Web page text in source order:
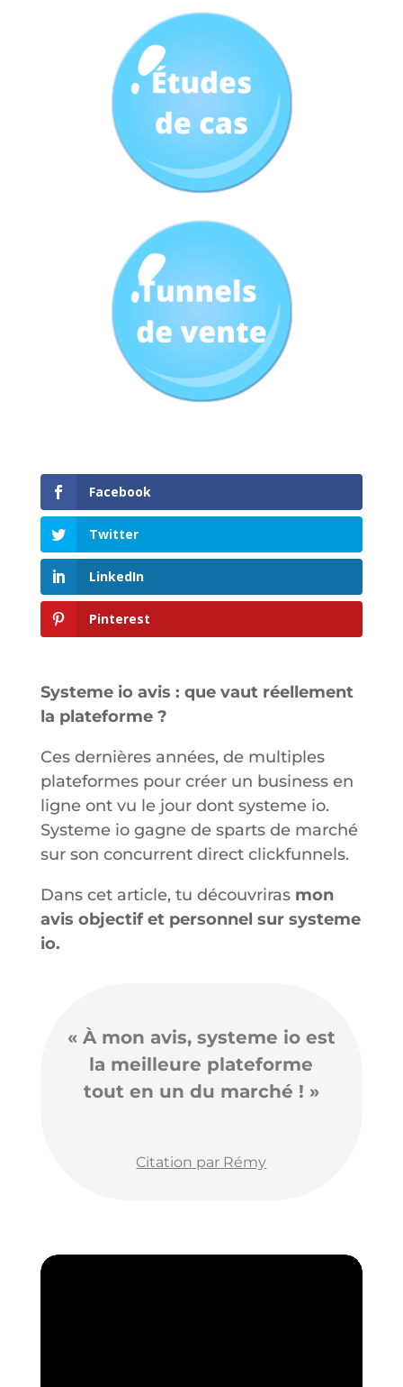
Facebook
Twitter
LinkedIn
Pinterest
Systeme io avis : que vaut réellement
la plateforme ?
Ces dernières années, de multiples
plateformes pour créer un business en
ligne ont vu le jour dont systeme io.
Systeme io gagne de sparts de marché
sur son concurrent direct clickfunnels.
Dans cet article, tu découvriras mon
avis objectif et personnel sur systeme
io.
« À mon avis, systeme io est
la meilleure plateforme
tout en un du marché ! »
Citation par Rémy